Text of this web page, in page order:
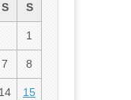
S S
1
7 8
14 15